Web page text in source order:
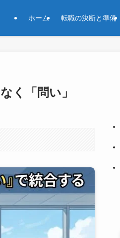
ホーム 転職の決断と準備
く「問い」